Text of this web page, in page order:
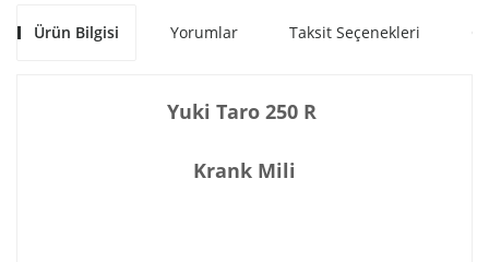
Ürün Bilgisi Yorumlar Taksit Seçenekleri
Yuki Taro 250 R
Krank Mili